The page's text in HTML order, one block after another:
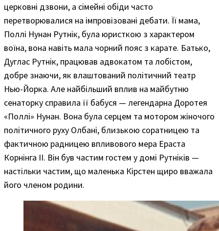
церковні дзвони, а сімейні обіди часто
перетворювалися на імпровізовані дебати. Її мама,
Поллі Нунан Рутнік, була юристкою з характером
воїна, вона навіть мала чорний пояс з карате. Батько,
Дуглас Рутнік, працював адвокатом та лобістом,
добре знаючи, як влаштований політичний театр
Нью-Йорка. Але найбільший вплив на майбутню
сенаторку справила її бабуся — легендарна Доротея
«Поллі» Нунан. Вона була серцем та мотором жіночого
політичного руху Олбані, близькою соратницею та
фактичною радницею впливового мера Ераста
Корнінга II. Він був частим гостем у домі Рутніків —
настільки частим, що маленька Кірстен щиро вважала
його членом родини.